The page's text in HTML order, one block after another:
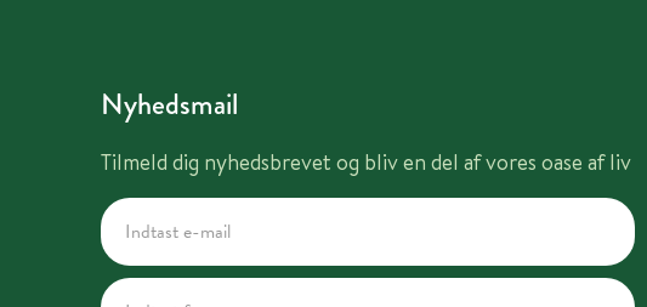
Nyhedsmail
Tilmeld dig nyhedsbrevet og bliv en del af vores oase af liv